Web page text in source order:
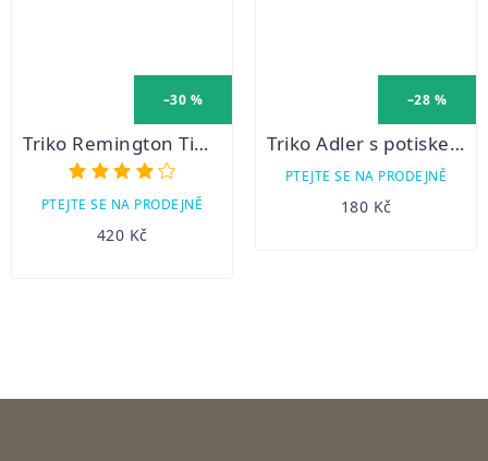
–30 %
Triko Remington Timber krátký rukáv
Průměrné
hodnocení
produktu
PTEJTE SE NA PRODEJNĚ
420 Kč
–28 %
Triko Adler s potiskem
PTEJTE SE NA PRODEJNĚ
180 Kč